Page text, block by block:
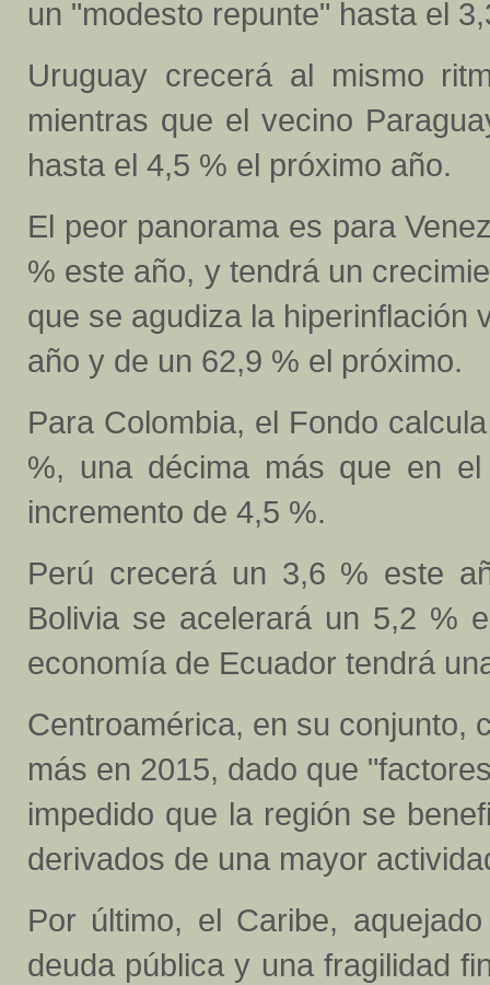
un "modesto repunte" hasta el
Uruguay crecerá al mismo
mientras que el vecino
hasta el 4,5 % el próximo año.
El peor panorama es para
% este año, y tendrá un
que se agudiza la hiperinflación
año y de un 62,9 % el próximo.
Para Colombia, el Fondo
%, una décima más que en
incremento de 4,5 %.
Perú crecerá un 3,6 % este
Bolivia se acelerará un 5,2 %
economía de Ecuador tendrá
Centroamérica, en su conjunto,
más en 2015, dado que
impedido que la región se
derivados de una mayor
Por último, el Caribe,
deuda pública y una fragilidad